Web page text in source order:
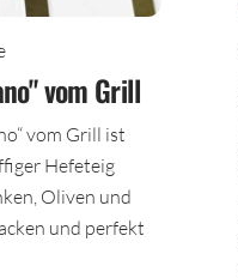
vom Grill
vom Grill ist
Hefeteig
Oliven und
und perfekt